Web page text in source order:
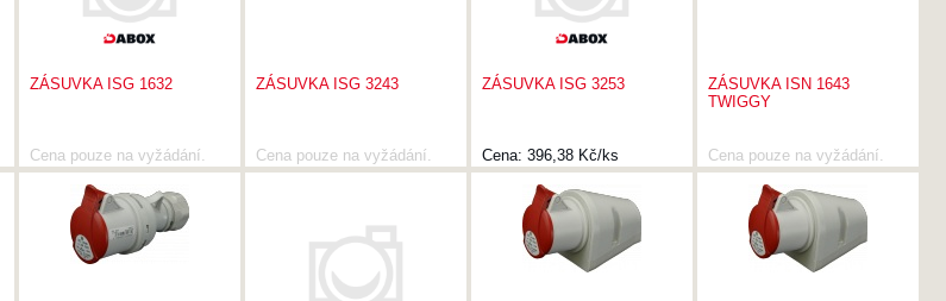
ZÁSUVKA ISG 1632
Cena pouze na vyžádání.
ZÁSUVKA ISG 3243
Cena pouze na vyžádání.
ZÁSUVKA ISG 3253
Cena: 396,38 Kč/ks
ZÁSUVKA ISN 1643
TWIGGY
Cena pouze na vyžádání.